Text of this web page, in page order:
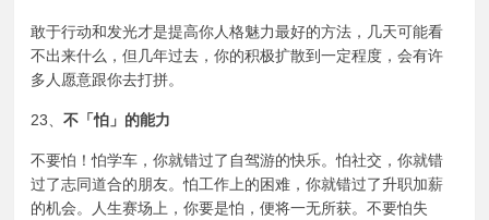
敢于行动和发光才是提高你人格魅力最好的方法，几天可能看
不出来什么，但几年过去，你的积极扩散到一定程度，会有许
多人愿意跟你去打拼。
23、不「怕」的能力
不要怕！怕学车，你就错过了自驾游的快乐。怕社交，你就错
过了志同道合的朋友。怕工作上的困难，你就错过了升职加薪
的机会。人生赛场上，你要是怕，便将一无所获。不要怕失